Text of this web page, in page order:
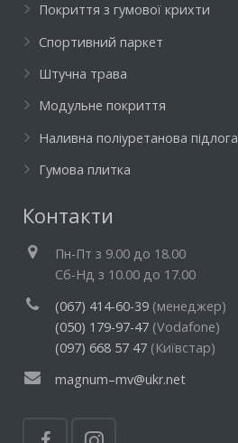
Покриття з гумової крихти
Спортивний паркет
Штучна трава
Модульне покриття
Наливна поліуретанова підлога
Гумова плитка
Контакти
Пн-Пт з 9.00 до 18.00
Cб-Нд з 10.00 до 17.00
(067) 414-60-39 (менеджер)
(050) 179-97-47 (Vodafone)
(097) 668 57 47 (Київстар)
magnum–mv@ukr.net